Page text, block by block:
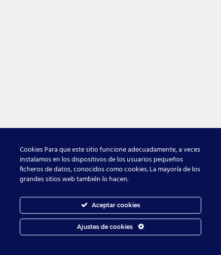
Cookies Para que este sitio funcione adecuadamente, a veces
instalamos en los dispositivos de los usuarios pequeños
ficheros de datos, conocidos como cookies. La mayoría de los
grandes sitios web también lo hacen.
Aceptar cookies
Ajustes de cookies